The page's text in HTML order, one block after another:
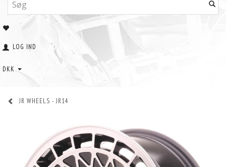
LOG IND
DKK
JR WHEELS - JR14